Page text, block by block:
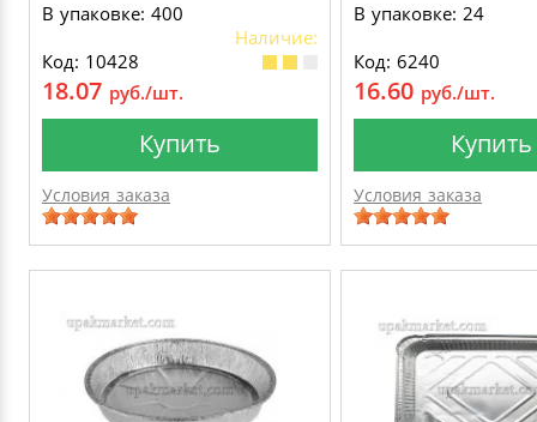
В упаковке: 400
Наличие:
Код: 10428
18.07 руб./шт.
Купить
Условия заказа
В упаковке: 24
Код: 6240
16.60 руб./шт.
Купить
Условия заказа